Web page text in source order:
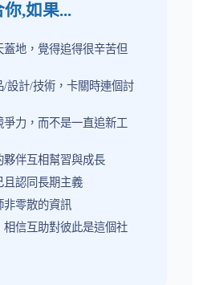
,如果...
地，覺得追得很辛苦但
/設計/技術，卡關時連個討
力，而不是一直追新工
夥伴互相幫習與成長
且認同長期主義
非零散的資訊
相信互助對彼此是這個社